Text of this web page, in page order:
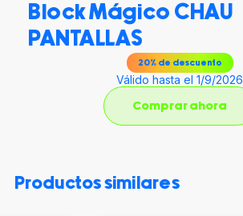
Block Mágico CHAU
PANTALLAS
20% de descuento
Válido hasta el 1/9/2026
Comprar ahora
productos similares